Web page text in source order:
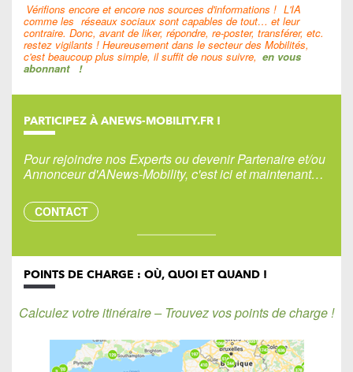
Vérifions encore et encore nos sources d'informations ! L'IA
comme les réseaux sociaux sont capables de tout… et leur
contraire. Donc, avant de liker, répondre, re-poster, transférer, etc.
restez vigilants ! Heureusement dans le secteur des Mobilités,
c'est beaucoup plus simple, il suffit de nous suivre, en vous
abonnant !
PARTICIPEZ À ANEWS-MOBILITY.FR !
Pour rejoindre nos Experts ou devenir Partenaire et/ou
Annonceur d'ANews-Mobility, c'est ici et maintenant…
CONTACT
POINTS DE CHARGE : OÙ, QUOI ET QUAND !
Calculez votre itinéraire – Trouvez vos points de charge !